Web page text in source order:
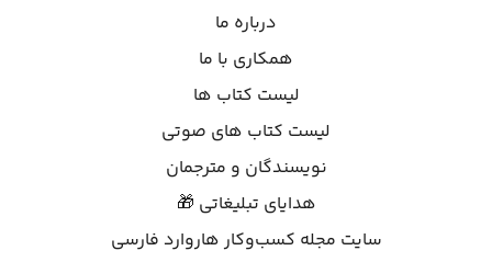
درباره ما
همکاری با ما
لیست کتاب ها
لیست کتاب های صوتی
نویسندگان و مترجمان
هدایای تبلیغاتی 🎁
سایت مجله کسب‌وکار هاروارد فارسی